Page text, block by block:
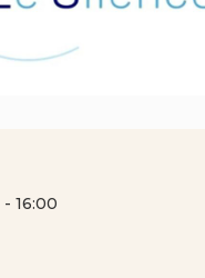
- 16:00